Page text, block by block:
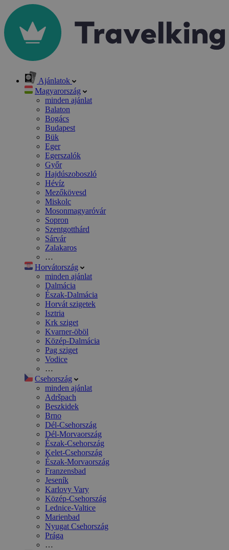
Ajánlatok
Magyarország
minden ajánlat
Balaton
Bogács
Budapest
Bük
Eger
Egerszalók
Győr
Hajdúszoboszló
Hévíz
Mezőkövesd
Miskolc
Mosonmagyaróvár
Sopron
Szentgotthárd
Sárvár
Zalakaros
…
Horvátország
minden ajánlat
Dalmácia
Észak-Dalmácia
Horvát szigetek
Isztria
Krk sziget
Kvarner-öböl
Közép-Dalmácia
Pag sziget
Vodice
…
Csehország
minden ajánlat
Adršpach
Beszkidek
Brno
Dél-Csehország
Dél-Morvaország
Észak-Csehország
Kelet-Csehország
Észak-Morvaország
Franzensbad
Jeseník
Karlovy Vary
Közép-Csehország
Lednice-Valtice
Marienbad
Nyugat Csehország
Prága
…